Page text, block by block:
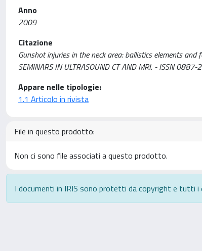
Anno
2009
Citazione
Gunshot injuries in the neck area: ballistics elements and
SEMINARS IN ULTRASOUND CT AND MRI. - ISSN
Appare nelle tipologie:
1.1 Articolo in rivista
File in questo prodotto:
Non ci sono file associati a questo prodotto.
I documenti in IRIS sono protetti da copyright e tutti